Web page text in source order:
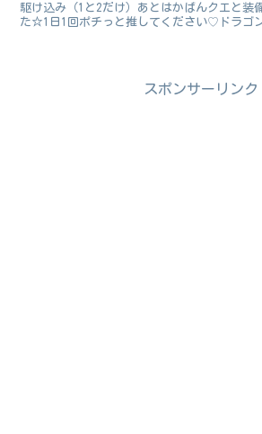
駆け込み（1と2だけ）あとはかばんクエと装
た☆1日1回ポチっと推してください♡ドラゴ
スポンサーリンク